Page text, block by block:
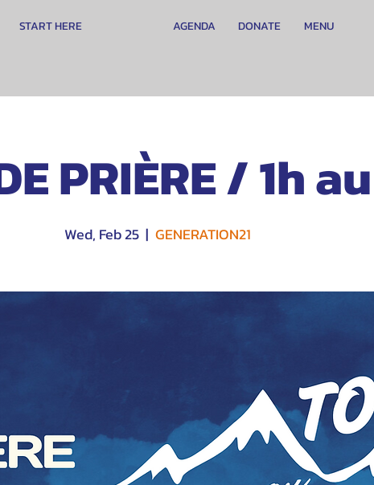
START HERE DONATE MENU
AGENDA
PRIÈRE / 1h
Wed, Feb 25
  |
GENERATION21